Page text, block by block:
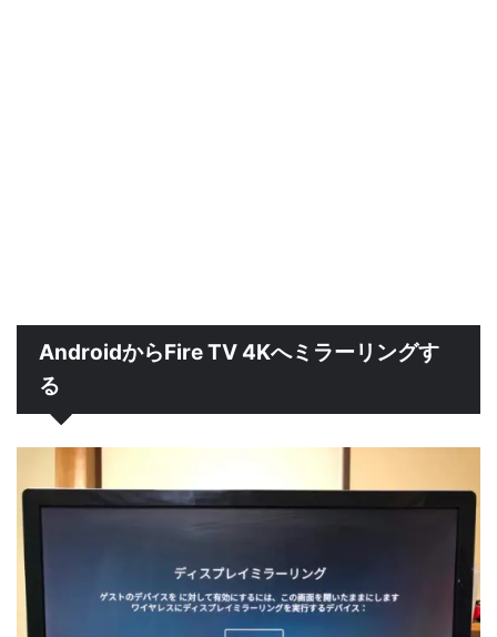
AndroidからFire TV 4Kへミラーリングす
る